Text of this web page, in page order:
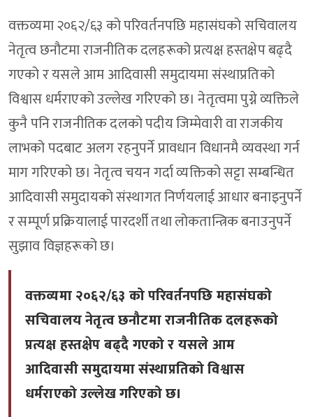
वक्तव्यमा २०६२/६३ को परिवर्तनपछि महासंघको सचिवालय
नेतृत्व छनौटमा राजनीतिक दलहरूको प्रत्यक्ष हस्तक्षेप बढ्दै
गएको र यसले आम आदिवासी समुदायमा संस्थाप्रतिको
विश्वास धर्मराएको उल्लेख गरिएको छ। नेतृत्वमा पुग्ने व्यक्तिले
कुनै पनि राजनीतिक दलको पदीय जिम्मेवारी वा राजकीय
लाभको पदबाट अलग रहनुपर्ने प्रावधान विधानमै व्यवस्था गर्न
माग गरिएको छ। नेतृत्व चयन गर्दा व्यक्तिको सट्टा सम्बन्धित
आदिवासी समुदायको संस्थागत निर्णयलाई आधार बनाइनुपर्ने
र सम्पूर्ण प्रक्रियालाई पारदर्शी तथा लोकतान्त्रिक बनाउनुपर्ने
सुझाव विज्ञहरूको छ।
वक्तव्यमा २०६२/६३ को परिवर्तनपछि महासंघको
सचिवालय नेतृत्व छनौटमा राजनीतिक दलहरूको
प्रत्यक्ष हस्तक्षेप बढ्दै गएको र यसले आम
आदिवासी समुदायमा संस्थाप्रतिको विश्वास
धर्मराएको उल्लेख गरिएको छ।